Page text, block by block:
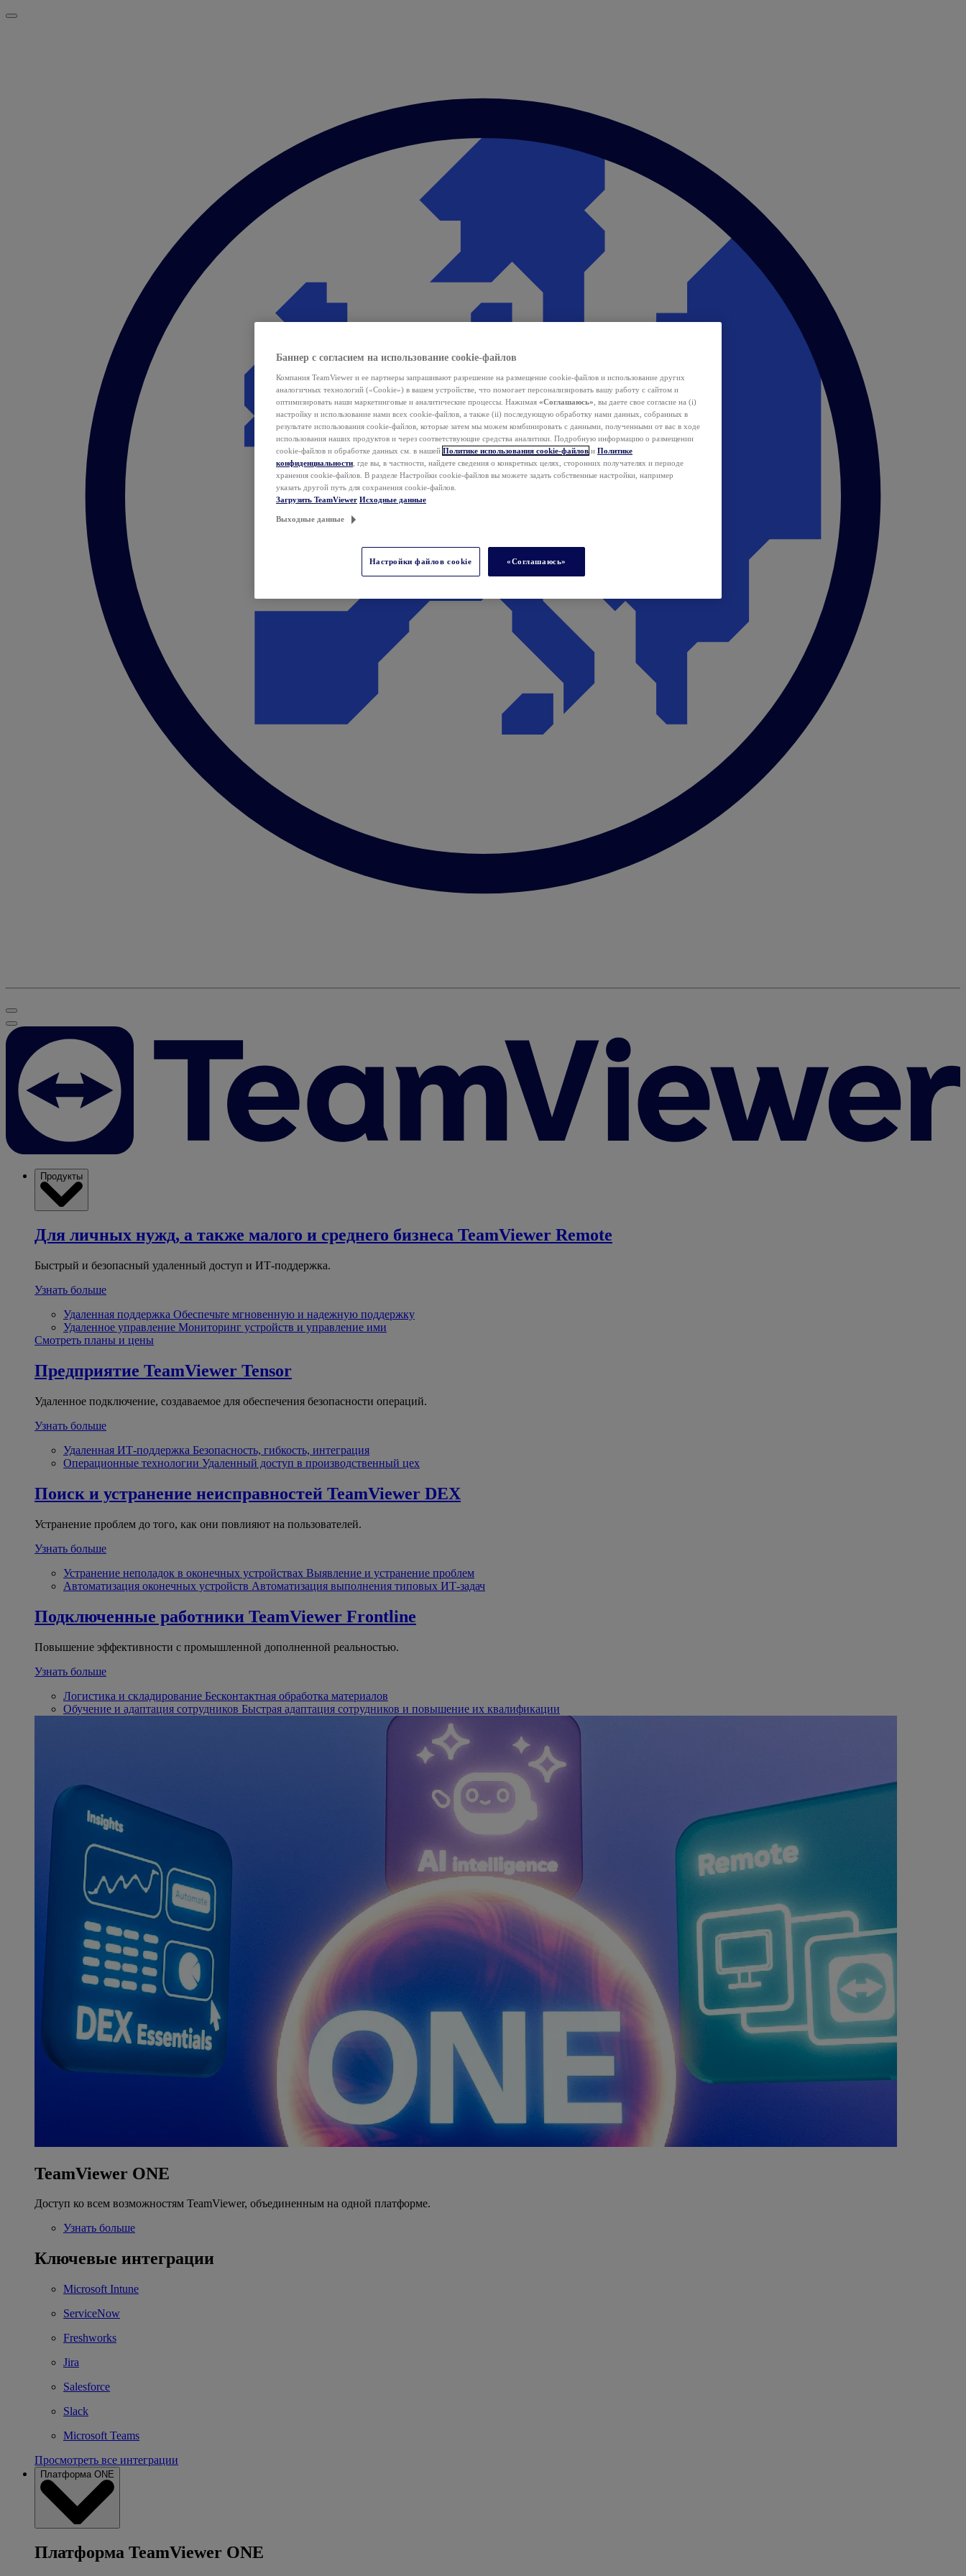
Продукты
Для личных нужд, а также малого и среднего бизнеса TeamViewer Remote
Быстрый и безопасный удаленный доступ и ИТ-поддержка.
Узнать больше
Удаленная поддержка Обеспечьте мгновенную и надежную поддержку
Удаленное управление Мониторинг устройств и управление ими
Смотреть планы и цены
Предприятие TeamViewer Tensor
Удаленное подключение, создаваемое для обеспечения безопасности операций.
Узнать больше
Удаленная ИТ-поддержка Безопасность, гибкость, интеграция
Операционные технологии Удаленный доступ в производственный цех
Поиск и устранение неисправностей TeamViewer DEX
Устранение проблем до того, как они повлияют на пользователей.
Узнать больше
Устранение неполадок в оконечных устройствах Выявление и устранение проблем
Автоматизация оконечных устройств Автоматизация выполнения типовых ИТ-задач
Подключенные работники TeamViewer Frontline
Повышение эффективности с промышленной дополненной реальностью.
Узнать больше
Логистика и складирование Бесконтактная обработка материалов
Обучение и адаптация сотрудников Быстрая адаптация сотрудников и повышение их квалификации
TeamViewer ONE
Доступ ко всем возможностям TeamViewer, объединенным на одной платформе.
Узнать больше
Ключевые интеграции
Microsoft Intune
ServiceNow
Freshworks
Jira
Salesforce
Slack
Microsoft Teams
Просмотреть все интеграции
Платформа ONE
Платформа TeamViewer ONE
Баннер с согласием на использование cookie-файлов
Компания TeamViewer и ее партнеры запрашивают разрешение на размещение cookie-файлов и использование других
аналогичных технологий («Cookie») в вашем устройстве, что помогает персонализировать вашу работу с сайтом и
оптимизировать наши маркетинговые и аналитические процессы. Нажимая «Соглашаюсь» , вы даете свое согласие на (i)
настройку и использование нами всех cookie-файлов, а также (ii) последующую обработку нами данных, собранных в
результате использования cookie-файлов, которые затем мы можем комбинировать с данными, полученными от вас в ходе
использования наших продуктов и через соответствующие средства аналитики. Подробную информацию о размещении
cookie-файлов и обработке данных см. в нашей Политике использования cookie-файлов и Политике
конфиденциальности , где вы, в частности, найдете сведения о конкретных целях, сторонних получателях и периоде
хранения cookie-файлов. В разделе Настройки cookie-файлов вы можете задать собственные настройки, например
указать другой путь для сохранения cookie-файлов.
Загрузить TeamViewer Исходные данные
Выходные данные
Настройки файлов cookie «Соглашаюсь»